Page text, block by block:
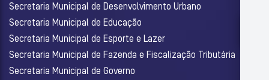
Secretaria Municipal de Desenvolvimento Urbano
Secretaria Municipal de Educação
Secretaria Municipal de Esporte e Lazer
Secretaria Municipal de Fazenda e Fiscalização Tributária
Secretaria Municipal de Governo